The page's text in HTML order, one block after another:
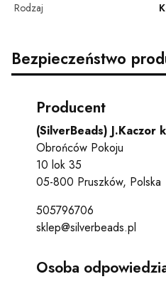
Rodzaj
Bezpieczeństwo
Producent
(SilverBeads) J.Kaczor
Obrońców Pokoju
10 lok 35
05-800 Pruszków, Polska
505796706
sklep@silverbeads.pl
Osoba